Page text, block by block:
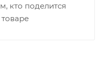
кто поделится